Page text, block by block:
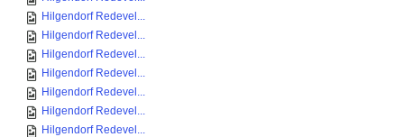
Hilgendorf Redevel...
Hilgendorf Redevel...
Hilgendorf Redevel...
Hilgendorf Redevel...
Hilgendorf Redevel...
Hilgendorf Redevel...
Hilgendorf Redevel...